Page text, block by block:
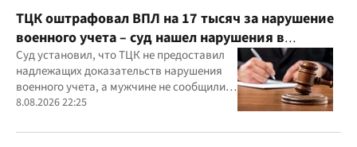
ТЦК оштрафовал ВПЛ на 17 тысяч за нарушение
военного учета – суд нашел нарушения в
действиях ТЦК
Суд установил, что ТЦК не предоставил
надлежащих доказательств нарушения
военного учета, а мужчине не сообщили
должным образом о дате и месте
8.08.2026 22:25